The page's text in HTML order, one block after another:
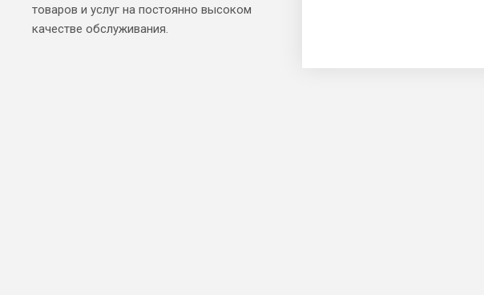
товаров и услуг на постоянно высоком
качестве обслуживания.